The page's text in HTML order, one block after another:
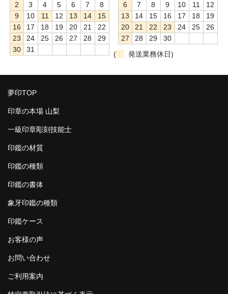
2
3 4 5 6 7
8
9
10 11 12 13 14
15
16
17 18 19 20 21
22
23
24 25 26 27 28
29
30
31
6
7 8 9 10 11
12
13
14 15 16 17 18
19
20
21 22 23 24 25
26
27
28 29
30
(
発送業務休日)
夢印TOP
印章の本場 山梨
一級印章彫刻技能士
印鑑の材質
印鑑の種類
印鑑の書体
象牙印鑑の種類
印鑑ケース
お客様の声
お問い合わせ
ご利用案内